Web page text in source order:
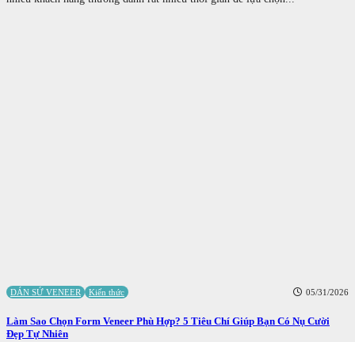
DÁN SỨ VENEER Kiến thức 05/31/2026
Làm Sao Chọn Form Veneer Phù Hợp? 5 Tiêu Chí Giúp Bạn Có Nụ Cười
Đẹp Tự Nhiên